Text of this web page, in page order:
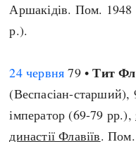
Аршакідів. Пом. 1948
р.).
24 червня 79 •Тит
(Веспасіан-старший),
імператор (69-79 рр.),
династії Флавіїв. Пом.